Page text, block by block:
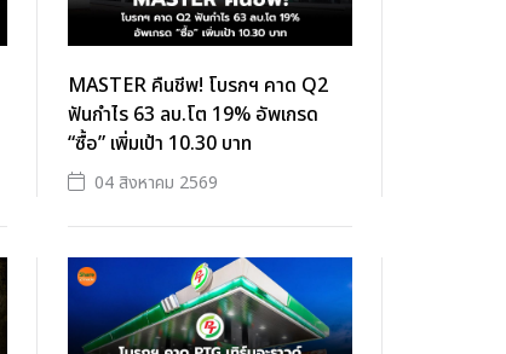
MASTER คืนชีพ! โบรกฯ คาด Q2
ฟันกำไร 63 ลบ.โต 19% อัพเกรด
“ซื้อ” เพิ่มเป้า 10.30 บาท
04 สิงหาคม 2569